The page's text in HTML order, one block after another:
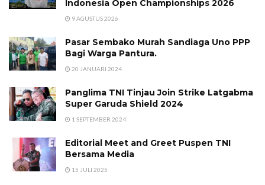
Indonesia Open Championships 2026
9 AGUSTUS 2026
Pasar Sembako Murah Sandiaga Uno PPP
Bagi Warga Pantura.
20 JANUARI 2024
Panglima TNI Tinjau Join Strike Latgabma
Super Garuda Shield 2024
1 SEPTEMBER 2024
Editorial Meet and Greet Puspen TNI
Bersama Media
15 JULI 2025